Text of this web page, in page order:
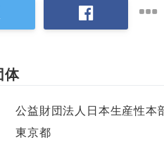
体
公益財団法人日本生産性本
東京都